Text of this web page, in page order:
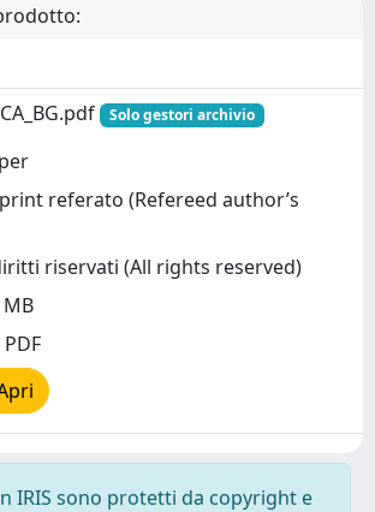
Solo gestori archivio
referato (Refereed author’s
riservati (All rights reserved)
IRIS sono protetti da copyright e